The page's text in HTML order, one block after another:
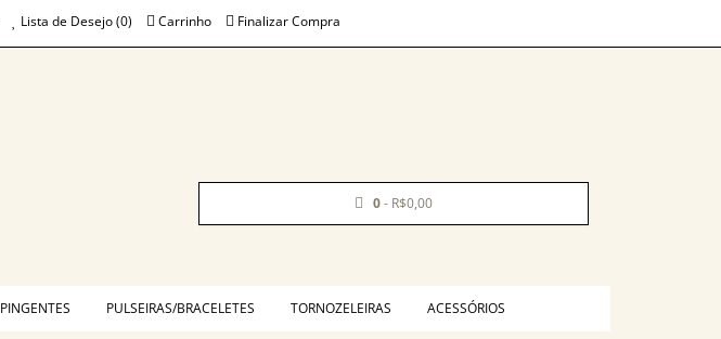
Lista de Desejo (0) Carrinho Finalizar Compra
0- R$0,00
PINGENTES PULSEIRAS/BRACELETES TORNOZELEIRAS ACESSÓRIOS